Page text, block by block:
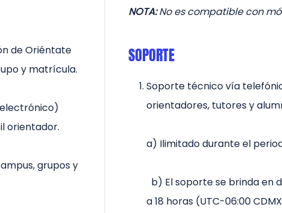
de Oriéntate
y matrícula.
orientador.
grupos y
NOTA:No es compatible con
SOPORTE
Soporte técnico vía
orientadores, tutores y
a) Ilimitado durante el
b) El soporte se brinda en
a 18 horas (UTC-06:00